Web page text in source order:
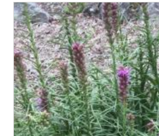
Taille adulte
Floraison
Exposition
Feuillage
Rusticité
Type de sol